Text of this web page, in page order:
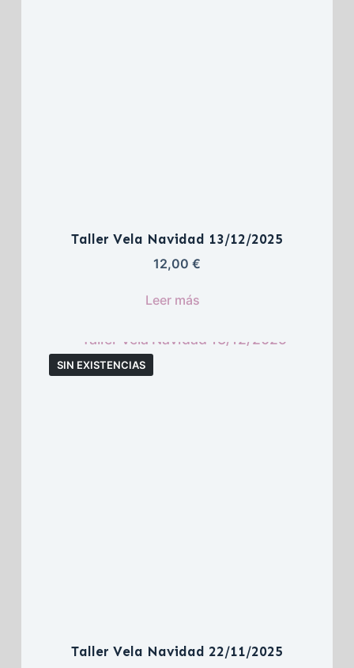
Taller Vela Navidad 13/12/2025
12,00 €
Leer más
SIN EXISTENCIAS
Taller Vela Navidad 22/11/2025